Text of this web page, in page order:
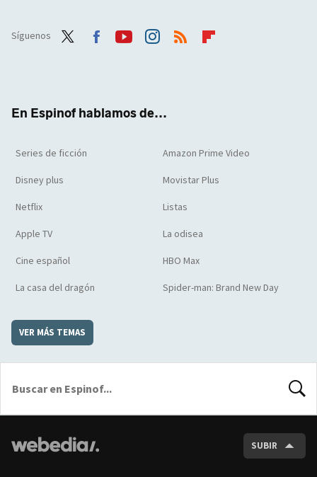
Síguenos
En Espinof hablamos de...
Series de ficción Amazon Prime Video
Disney plus Movistar Plus
Netflix Listas
Apple TV La odisea
Cine español HBO Max
La casa del dragón Spider-man: Brand New Day
VER MÁS TEMAS
SUBIR